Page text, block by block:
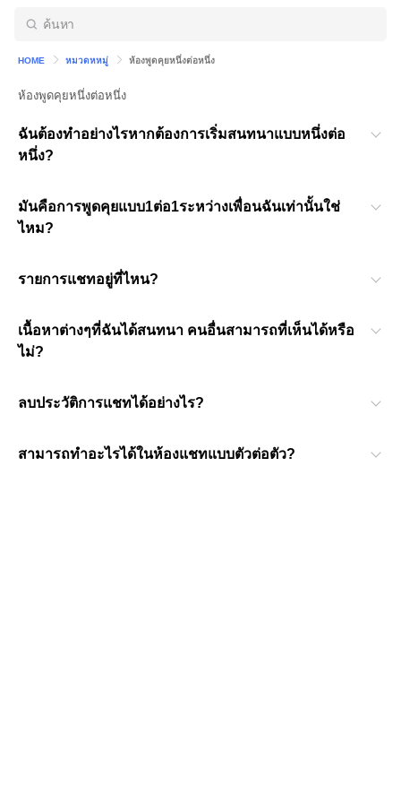
HOME หมวดหหมู่ ห้องพูดคุยหนึ่งต่อหนึ่ง
ห้องพูดคุยหนึ่งต่อหนึ่ง
ฉันต้องทำอย่างไรหากต้องการเริ่มสนทนาแบบหนึ่งต่อ
หนึ่ง?
มันคือการพูดคุยแบบ1ต่อ1ระหว่างเพื่อนฉันเท่านั้นใช่
ไหม?
รายการแชทอยู่ที่ไหน?
เนื้อหาต่างๆที่ฉันได้สนทนา คนอื่นสามารถที่เห็นได้หรือ
ไม่?
ลบประวัติการแชทได้อย่างไร?
สามารถทำอะไรได้ในห้องแชทแบบตัวต่อตัว?